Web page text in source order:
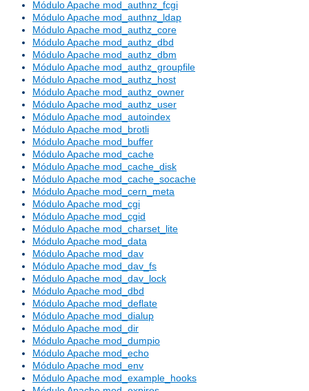
Módulo Apache mod_authnz_fcgi
Módulo Apache mod_authnz_ldap
Módulo Apache mod_authz_core
Módulo Apache mod_authz_dbd
Módulo Apache mod_authz_dbm
Módulo Apache mod_authz_groupfile
Módulo Apache mod_authz_host
Módulo Apache mod_authz_owner
Módulo Apache mod_authz_user
Módulo Apache mod_autoindex
Módulo Apache mod_brotli
Módulo Apache mod_buffer
Módulo Apache mod_cache
Módulo Apache mod_cache_disk
Módulo Apache mod_cache_socache
Módulo Apache mod_cern_meta
Módulo Apache mod_cgi
Módulo Apache mod_cgid
Módulo Apache mod_charset_lite
Módulo Apache mod_data
Módulo Apache mod_dav
Módulo Apache mod_dav_fs
Módulo Apache mod_dav_lock
Módulo Apache mod_dbd
Módulo Apache mod_deflate
Módulo Apache mod_dialup
Módulo Apache mod_dir
Módulo Apache mod_dumpio
Módulo Apache mod_echo
Módulo Apache mod_env
Módulo Apache mod_example_hooks